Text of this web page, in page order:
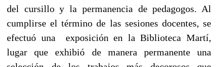
del cursillo y la permanencia de pedagogos. Al
cumplirse el término de las sesiones docentes, se
efectuó una exposición en la Biblioteca Martí,
lugar que exhibió de manera permanente una